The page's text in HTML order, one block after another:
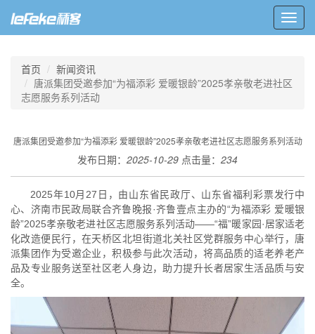
首页
新闻资讯
唐派集团受邀参加“为福添彩 爱暖银龄”2025孝亲敬老进社区
志愿服务系列活动
唐派集团受邀参加“为福添彩 爱暖银龄”2025孝亲敬老进社区志愿服务系列活动
发布日期： 2025-10-29 点击量： 234
2025年10月27日，由山东省民政厅、山东省福利彩票发行中
心、济南市民政局联合齐鲁晚报·齐鲁壹点主办的“为福添彩 爱暖银
龄”2025孝亲敬老进社区志愿服务系列活动——“福”暖家园·居家适老
化改造便民行，在天桥区北坦街道北关社区党群服务中心举行，唐
派集团作为受邀企业，积极参与此次活动，将高品质的适老养老产
品及专业服务送至社区老人身边，助力提升长者居家生活品质与安
全。